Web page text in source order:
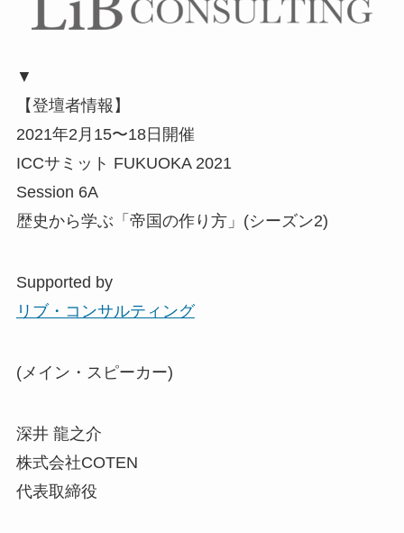
▼
【登壇者情報】
2021年2月15〜18日開催
ICCサミット FUKUOKA 2021
Session 6A
歴史から学ぶ「帝国の作り方」(シーズン2)
Supported by
リブ・コンサルティング
(メイン・スピーカー)
深井 龍之介
株式会社COTEN
代表取締役